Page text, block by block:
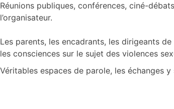
Réunions publiques, conférences, ciné-
l’organisateur.
Les parents, les encadrants, les dirigeants
les consciences sur le sujet des violences
Véritables espaces de parole, les échanges